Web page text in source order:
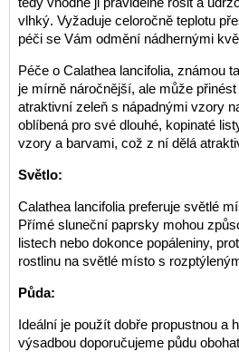
vlhký. Vyžaduje celoročně teplotu
péči se Vám odmění nádhernými
Péče o Calathea lancifolia, známou
je mírně náročnější, ale může
atraktivní zeleň s nápadnými vzory
oblíbená pro své dlouhé, kopinaté
vzory a barvami, což z ní dělá
Světlo:
Calathea lancifolia preferuje světlé
Přímé sluneční paprsky mohou
listech nebo dokonce popáleniny,
rostlinu na světlé místo s
Půda:
Ideální je použít dobře propustnou a
výsadbou doporučujeme půdu